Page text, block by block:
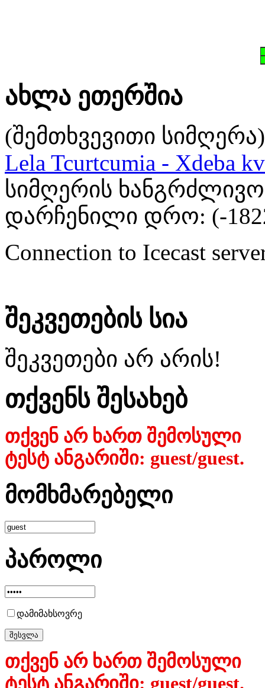
ახლა ეთერშია
(შემთხვევითი სიმღერა)
Lela Tcurtcumia - Xdeba
სიმღერის
დარჩენილი დრო: (-
Connection to Icecast
შეკვეთების სია
შეკვეთები არ არის!
თქვენს შესახებ
თქვენ არ ხართ შემოსული
ტესტ ანგარიში: guest/guest.
მომხმარებელი
პაროლი
დამიმახსოვრე
თქვენ არ ხართ შემოსული
ტესტ ანგარიში: guest/guest.